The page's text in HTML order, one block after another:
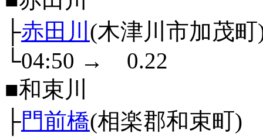
├赤田川 (木津川市加茂町
└04:50 →
0.22
■和束川
├門前橋(相楽郡和束町)